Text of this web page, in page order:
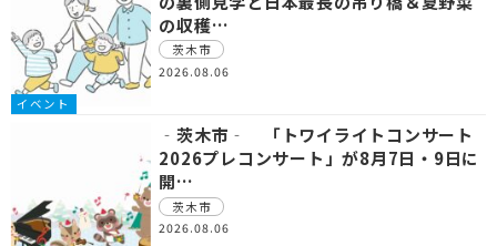
イベント
の収穫…
茨木市
2026.08.06
‐茨木市‐ 「トワイライトコンサート
2026プレコンサート」が8月7日・9日に
開…
茨木市
2026.08.06